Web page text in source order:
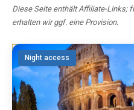
License Plates
Über uns
EN DE ES
Diese Seite enthält Affiliate-Links;
erhalten wir ggf. eine Provision.
Night access